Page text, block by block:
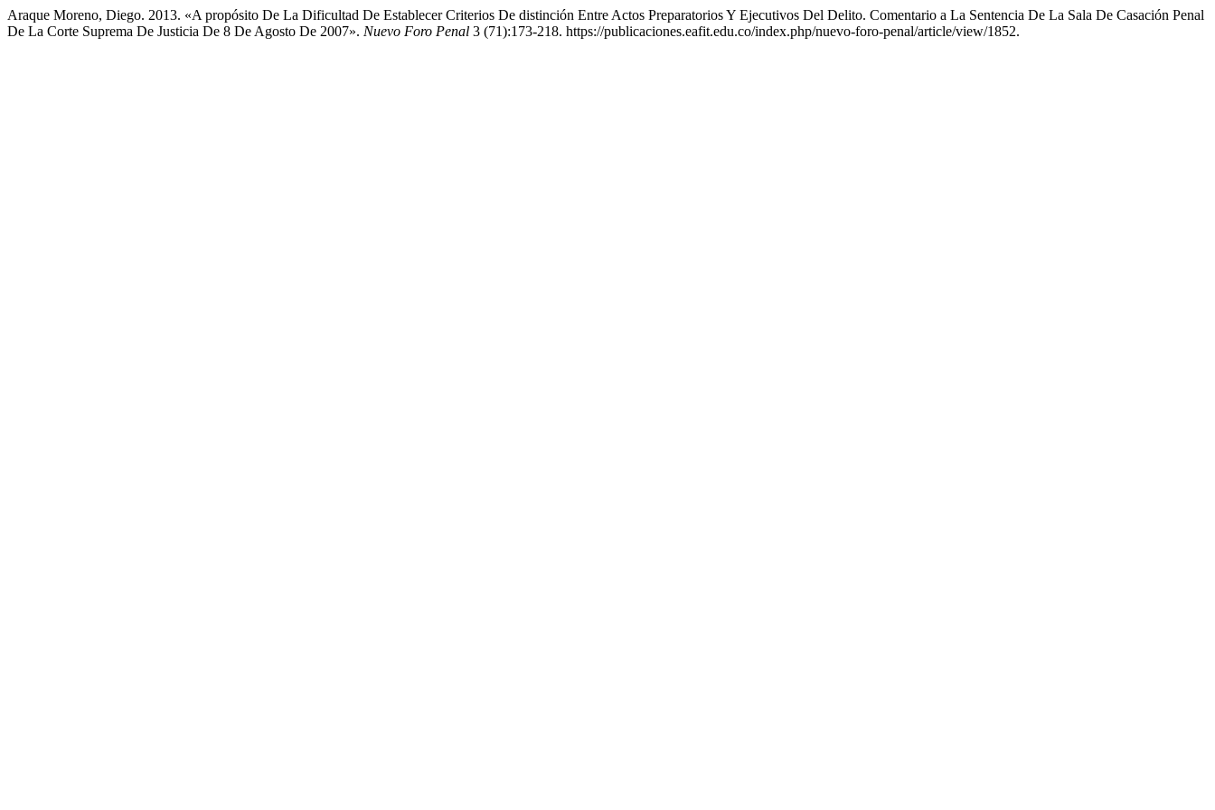
Araque Moreno, Diego. 2013. «A propósito De La Dificultad De Establecer Criterios De distinción Entre Actos Preparatorios Y Ejecutivos Del Delito. Comentario a La Sentencia De La Sala De Casación Penal
De La Corte Suprema De Justicia De 8 De Agosto De 2007». Nuevo Foro Penal 3 (71):173-218. https://publicaciones.eafit.edu.co/index.php/nuevo-foro-penal/article/view/1852.